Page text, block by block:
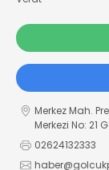
Merkez Mah.
Merkezi No: 21
02624132333